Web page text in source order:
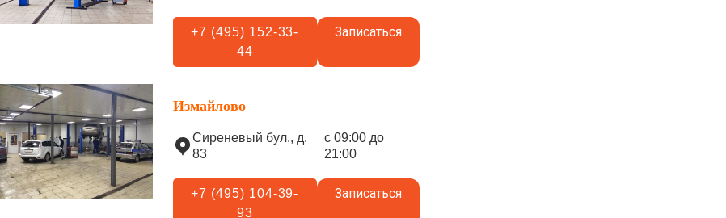
+7 (495) 152-33-
44
Записаться
Измайлово
Сиреневый бул., д.
83
с 09:00 до
21:00
+7 (495) 104-39-
93
Записаться